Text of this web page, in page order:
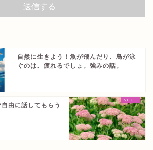
自然に生きよう！魚が飛んだり、鳥が泳
ぐのは、疲れるでしょ。強みの話。
由に話してもらう